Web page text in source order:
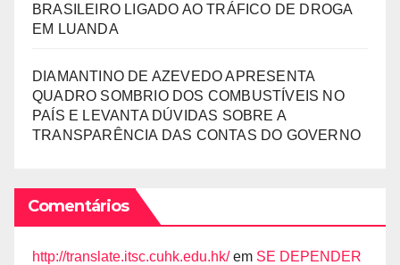
BRASILEIRO LIGADO AO TRÁFICO DE DROGA
EM LUANDA
DIAMANTINO DE AZEVEDO APRESENTA
QUADRO SOMBRIO DOS COMBUSTÍVEIS NO
PAÍS E LEVANTA DÚVIDAS SOBRE A
TRANSPARÊNCIA DAS CONTAS DO GOVERNO
Comentários
http://translate.itsc.cuhk.edu.hk/em SE DEPENDER